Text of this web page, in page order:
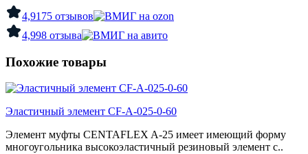
4,9175 отзывов
4,998 отзыва
Похожие товары
Эластичный элемент CF-A-025-0-60
Элемент муфты CENTAFLEX A-25 имеет имеющий форму
многоугольника высокоэластичный резиновый элемент с..